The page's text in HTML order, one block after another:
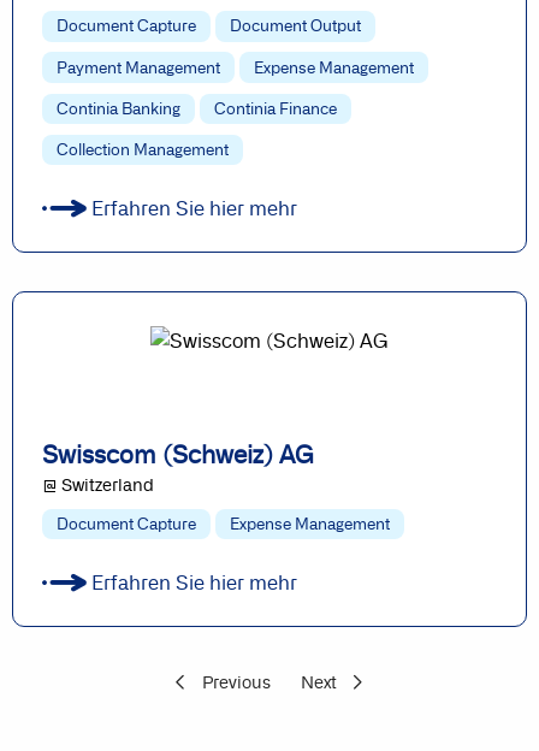
Document Capture Document Output
Payment Management Expense Management
Continia Banking Continia Finance
Collection Management
Erfahren Sie hier mehr
Swisscom (Schweiz) AG
@ Switzerland
Document Capture Expense Management
Erfahren Sie hier mehr
Previous Next